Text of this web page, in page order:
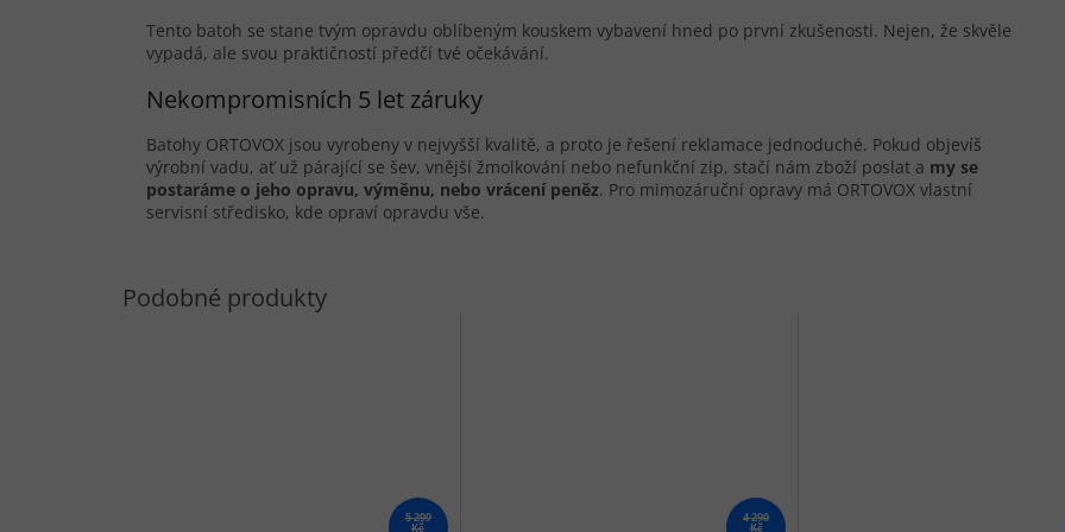
Tento batoh se stane tvým opravdu oblíbeným kouskem vybavení hned po první zkušenosti. Nejen, že skvěle
vypadá, ale svou praktičností předčí tvé očekávání.
Nekompromisních 5 let záruky
Batohy ORTOVOX jsou vyrobeny v nejvyšší kvalitě, a proto je řešení reklamace jednoduché. Pokud objevíš
výrobní vadu, ať už párající se šev, vnější žmolkování nebo nefunkční zip, stačí nám zboží poslat a my se
postaráme o jeho opravu, výměnu, nebo vrácení peněz. Pro mimozáruční opravy má ORTOVOX vlastní
servisní středisko, kde opraví opravdu vše.
5 299
Kč
4 290
Kč